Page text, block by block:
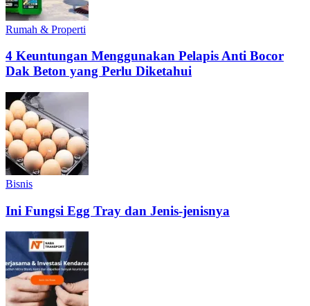
Rumah & Properti
4 Keuntungan Menggunakan Pelapis Anti Bocor
Dak Beton yang Perlu Diketahui
Bisnis
Ini Fungsi Egg Tray dan Jenis-jenisnya